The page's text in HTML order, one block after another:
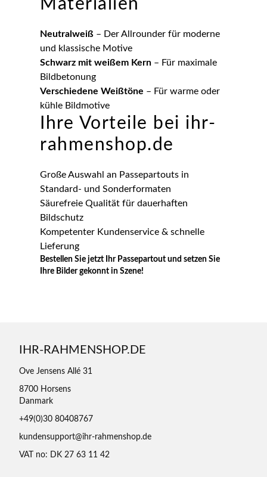
Materialien
Neutralweiß – Der Allrounder für moderne
und klassische Motive
Schwarz mit weißem Kern – Für maximale
Bildbetonung
Verschiedene Weißtöne – Für warme oder
kühle Bildmotive
Ihre Vorteile bei ihr-
rahmenshop.de
Große Auswahl an Passepartouts in
Standard- und Sonderformaten
Säurefreie Qualität für dauerhaften
Bildschutz
Kompetenter Kundenservice & schnelle
Lieferung
Bestellen Sie jetzt Ihr Passepartout und setzen Sie
Ihre Bilder gekonnt in Szene!
IHR-RAHMENSHOP.DE
Ove Jensens Allé 31
8700 Horsens
Danmark
+49(0)30 80408767
kundensupport@ihr-rahmenshop.de
VAT no: DK 27 63 11 42